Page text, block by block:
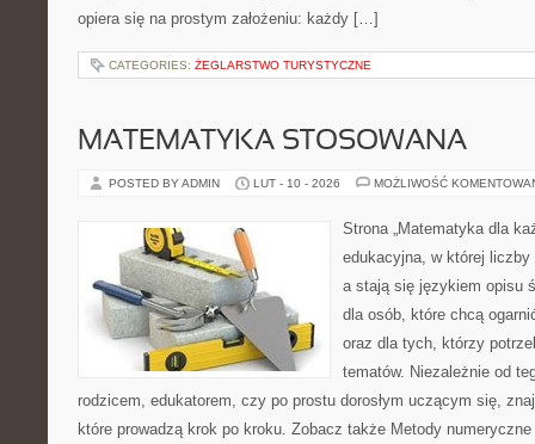
opiera się na prostym założeniu: każdy […]
CATEGORIES: ŻEGLARSTWO TURYSTYCZNE
MATEMATYKA STOSOWANA
POSTED BY ADMIN LUT - 10 - 2026 MOŻLIWOŚĆ
Strona „Matematyka dla
edukacyjna, w której
a stają się językiem opisu
dla osób, które chcą
oraz dla tych, którzy
tematów. Niezależnie od
rodzicem, edukatorem, czy po prostu dorosłym uczącym się,
które prowadzą krok po kroku. Zobacz także Metody